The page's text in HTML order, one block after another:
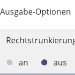
Ausgabe-Optionen
an
aus